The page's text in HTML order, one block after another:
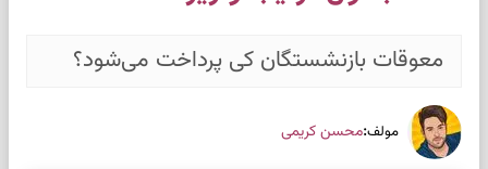
معوقات بازنشستگان کی پرداخت می‌شود؟
مولف:محسن کریمی